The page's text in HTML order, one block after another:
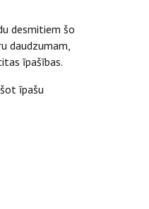
desmitiem šo
daudzumam,
īpašības.
īpašu